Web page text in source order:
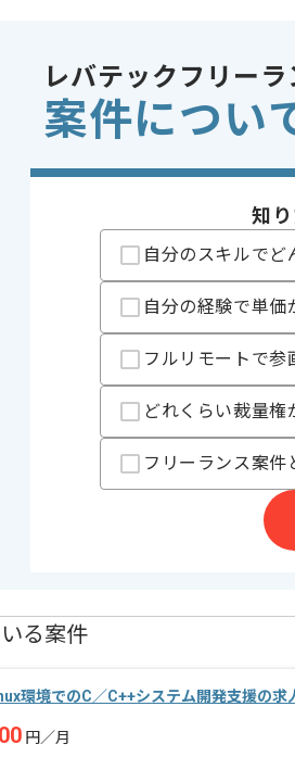
20代活
械の販売および修理、プレカットCAD代
界向けCAD入力代行案件に携わっていた
実務経験を活かしたい方にお勧めです。
ルリモートでの作業を見込んでおります。
レバテックフリーラ
案件につい
知
自分のスキルでど
自分の経験で単価
フルリモートで参
どれくらい裁量権
フリーランス案件
る案件
環境でのC／C++システム開発支援の求
円／月